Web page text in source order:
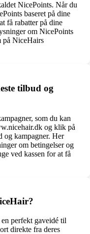
NicePoints. Når du
baseret på dine
få rabatter på dine
om NicePoints
på NiceHairs
tilbud og
som du kan
og klik på
og kampagner. Her
om betingelser og
ved kassen for at få
perfekt gaveidé til
direkte fra deres